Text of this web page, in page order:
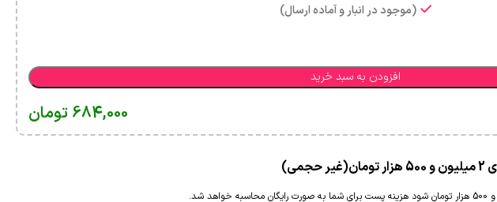
(موجود در انبار و آماده ارسال)
افزودن به سبد خرید
684,000 تومان